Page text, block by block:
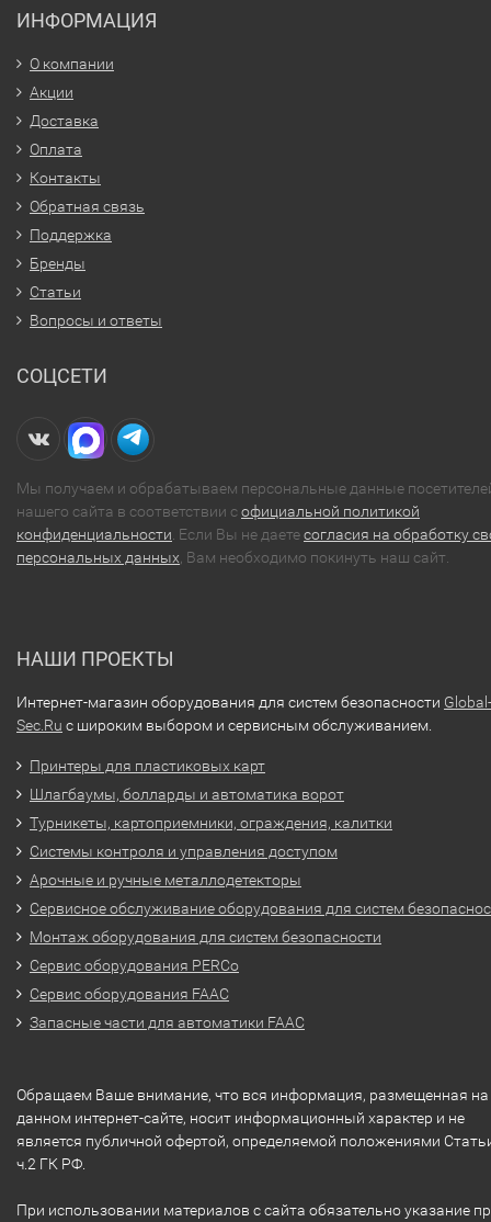
ИНФОРМАЦИЯ
О компании
Акции
Доставка
Оплата
Контакты
Обратная связь
Поддержка
Бренды
Статьи
Вопросы и ответы
СОЦСЕТИ
Мы получаем и обрабатываем персональные данные
нашего сайта в соответствии софициальной политикой
конфиденциальности . Если Вы не даетесогласия на обработку
персональных данных , Вам необходимо покинуть наш сайт.
НАШИ ПРОЕКТЫ
Интернет-магазин оборудования для систем безопасности Global-
Sec.Ru с широким выбором и сервисным обслуживанием.
Принтеры для пластиковых карт
Шлагбаумы, болларды и автоматика ворот
Турникеты, картоприемники, ограждения, калитки
Системы контроля и управления доступом
Арочные и ручные металлодетекторы
Сервисное обслуживание оборудования для систем
Монтаж оборудования для систем безопасности
Сервис оборудования PERCo
Сервис оборудования FAAC
Запасные части для автоматики FAAC
Обращаем Ваше внимание, что вся информация, размещенная на
данном интернет-сайте, носит информационный характер и не
является публичной офертой, определяемой положениями
ч.2 ГК РФ.
При использовании материалов с сайта обязательно указание